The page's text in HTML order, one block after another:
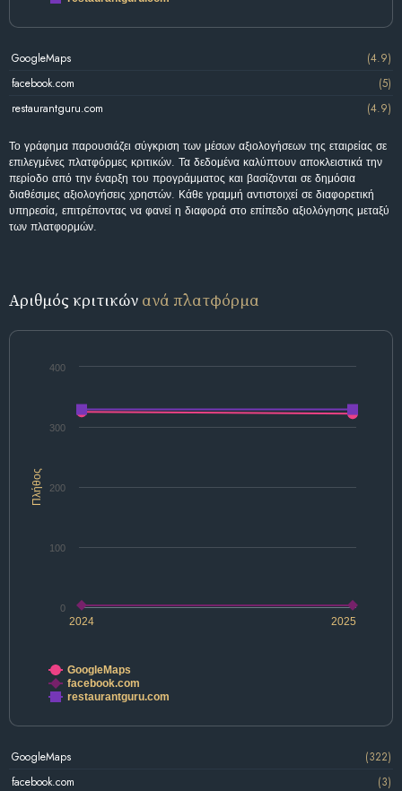
GoogleMaps
(4.9)
facebook.com
(5)
restaurantguru.com
(4.9)
Το γράφημα παρουσιάζει σύγκριση των μέσων αξιολογήσεων της εταιρείας σε
επιλεγμένες πλατφόρμες κριτικών. Τα δεδομένα καλύπτουν αποκλειστικά την
περίοδο από την έναρξη του προγράμματος και βασίζονται σε δημόσια
διαθέσιμες αξιολογήσεις χρηστών. Κάθε γραμμή αντιστοιχεί σε διαφορετική
υπηρεσία, επιτρέποντας να φανεί η διαφορά στο επίπεδο αξιολόγησης μεταξύ
των πλατφορμών.
Αριθμός κριτικών ανά πλατφόρμα
Πλήθος
2024 2025
0
100
200
300
400
GoogleMaps
facebook.com
restaurantguru.com
GoogleMaps
(322)
facebook.com
(3)